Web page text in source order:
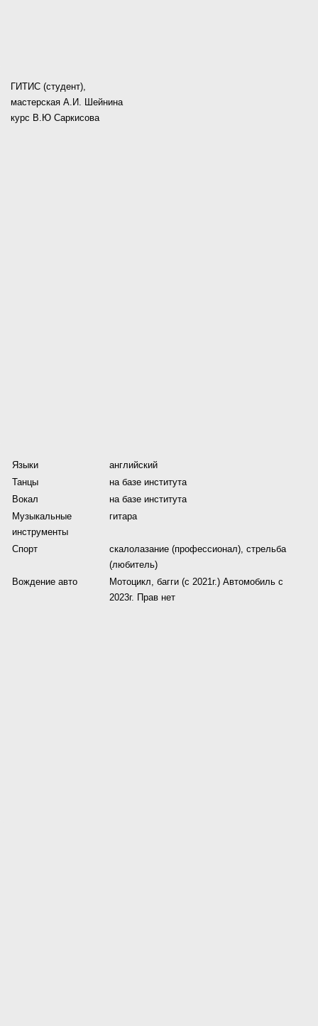
ГИТИС (студент),
мастерская А.И. Шейнина
курс В.Ю Саркисова
Языки
английский
Танцы
на базе института
Вокал
на базе института
Музыкальные
инструменты
гитара
Спорт
скалолазание (профессионал), стрельба
(любитель)
Вождение авто
Мотоцикл, багги (с 2021г.) Автомобиль с
2023г. Прав нет